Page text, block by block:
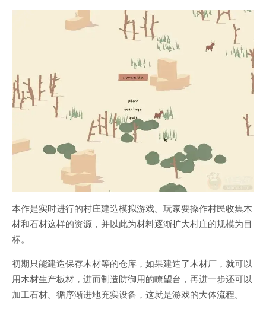
本作是实时进行的村庄建造模拟游戏。玩家要操作村民收集木
材和石材这样的资源，并以此为材料逐渐扩大村庄的规模为目
标。
初期只能建造保存木材等的仓库，如果建造了木材厂，就可以
用木材生产板材，进而制造防御用的瞭望台，再进一步还可以
加工石材。循序渐进地充实设备，这就是游戏的大体流程。